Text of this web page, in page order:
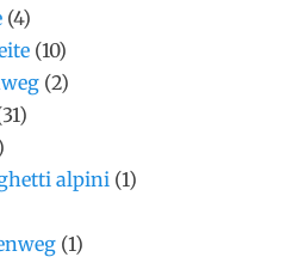
(4)
(10)
(2)
alpini (1)
(1)